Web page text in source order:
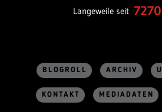
Langeweile seit 7270
BLOGROLL ARCHIV
KONTAKT MEDIADATEN